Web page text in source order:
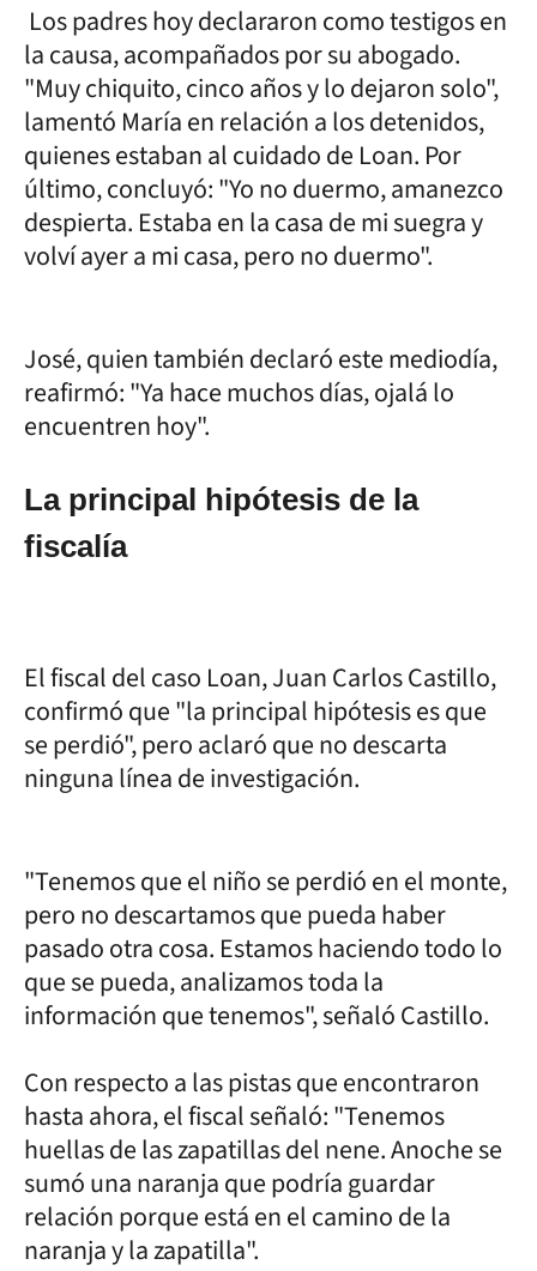
Los padres hoy declararon como testigos en
la causa, acompañados por su abogado.
"Muy chiquito, cinco años y lo dejaron solo",
lamentó María en relación a los detenidos,
quienes estaban al cuidado de Loan. Por
último, concluyó: "Yo no duermo, amanezco
despierta. Estaba en la casa de mi suegra y
volví ayer a mi casa, pero no duermo".
José, quien también declaró este mediodía,
reafirmó: "Ya hace muchos días, ojalá lo
encuentren hoy".
La principal hipótesis de la
fiscalía
El fiscal del caso Loan, Juan Carlos Castillo,
confirmó que "la principal hipótesis es que
se perdió", pero aclaró que no descarta
ninguna línea de investigación.
"Tenemos que el niño se perdió en el monte,
pero no descartamos que pueda haber
pasado otra cosa. Estamos haciendo todo lo
que se pueda, analizamos toda la
información que tenemos", señaló Castillo.
Con respecto a las pistas que encontraron
hasta ahora, el fiscal señaló: "Tenemos
huellas de las zapatillas del nene. Anoche se
sumó una naranja que podría guardar
relación porque está en el camino de la
naranja y la zapatilla".